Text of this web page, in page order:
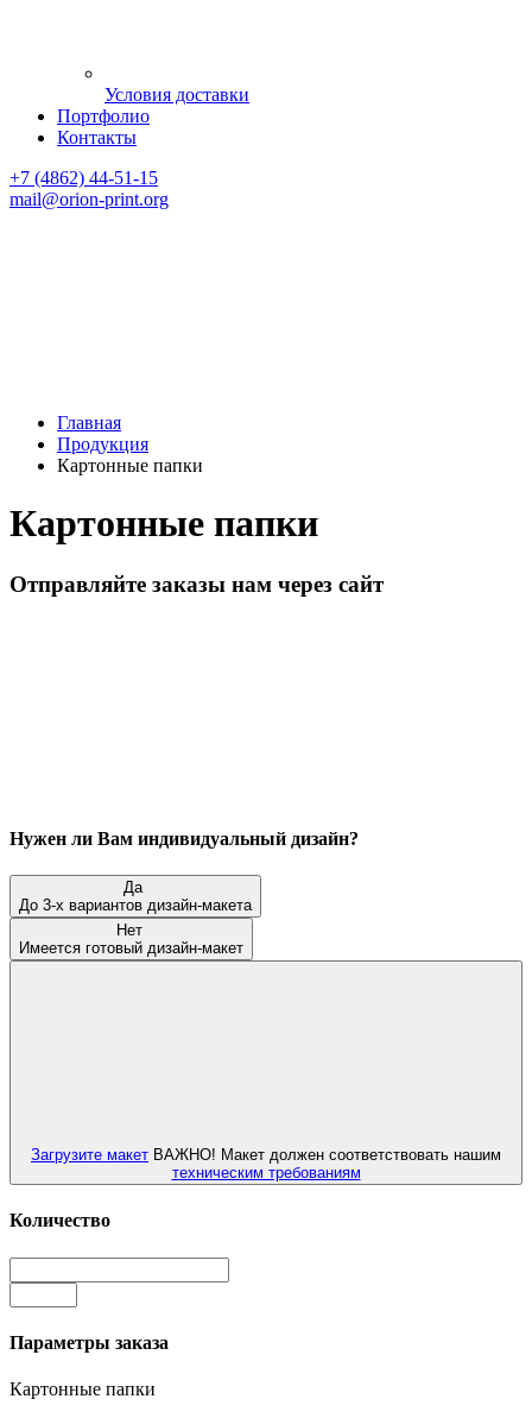
Условия доставки
Портфолио
Контакты
+7 (4862) 44-51-15
mail@orion-print.org
Главная
Продукция
Картонные папки
Картонные папки
Отправляйте заказы нам через сайт
Нужен ли Вам индивидуальный дизайн?
Да
До 3-х вариантов дизайн-макета
Нет
Имеется готовый дизайн-макет
Загрузите макет ВАЖНО! Макет должен соответствовать нашим
техническим требованиям
Количество
Параметры заказа
Картонные папки